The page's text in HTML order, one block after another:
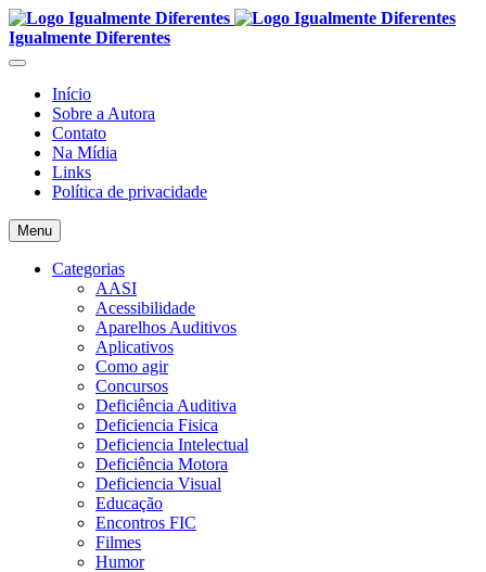
Igualmente Diferentes
Início
Sobre a Autora
Contato
Na Mídia
Links
Política de privacidade
Menu
Categorias
AASI
Acessibilidade
Aparelhos Auditivos
Aplicativos
Como agir
Concursos
Deficiência Auditiva
Deficiencia Fisica
Deficiencia Intelectual
Deficiência Motora
Deficiencia Visual
Educação
Encontros FIC
Filmes
Humor